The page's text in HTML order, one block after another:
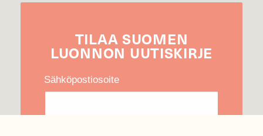
TILAA SUOMEN
LUONNON UUTIS­KIRJE
Sähköpostiosoite